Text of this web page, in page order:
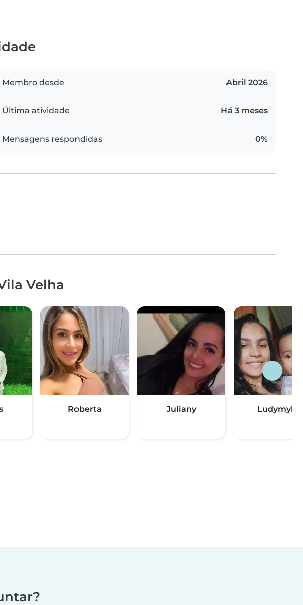
Membro desde Abril 2026
Última atividade Há 3 meses
Mensagens respondidas 0%
Velha
Roberta Juliany Ludymyla